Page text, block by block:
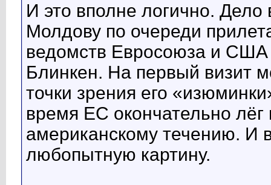
И это вполне логично.
Молдову по очереди
ведомств Евросоюза и
Блинкен. На первый визит
точки зрения его
время ЕС окончательно
американскому течению. И
любопытную картину.